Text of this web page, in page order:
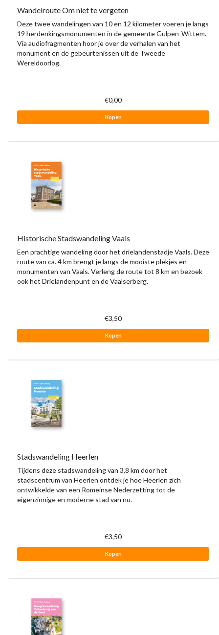
Wandelroute Om niet te vergeten
Deze twee wandelingen van 10 en 12 kilometer voeren je langs
19 herdenkingsmonumenten in de gemeente Gulpen-Wittem.
Via audiofragmenten hoor je over de verhalen van het
monument en de gebeurtenissen uit de Tweede
Wereldoorlog.
€0,00
Kopen
Historische Stadswandeling Vaals
Een prachtige wandeling door het drielandenstadje Vaals. Deze
route van ca. 4 km brengt je langs de mooiste plekjes en
monumenten van Vaals. Verleng de route tot 8 km en bezoek
ook het Drielandenpunt en de Vaalserberg.
€3,50
Kopen
Stadswandeling Heerlen
Tijdens deze stadswandeling van 3,8 km door het
stadscentrum van Heerlen ontdek je hoe Heerlen zich
ontwikkelde van een Romeinse Nederzetting tot de
eigenzinnige en moderne stad van nu.
€3,50
Kopen